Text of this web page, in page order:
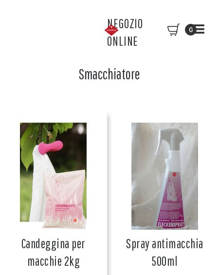
NEGOZIO
ONLINE
0
Smacchiatore
Candeggina per
macchie 2kg
Spray antimacchia
500ml